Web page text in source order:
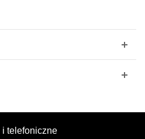
telefoniczne